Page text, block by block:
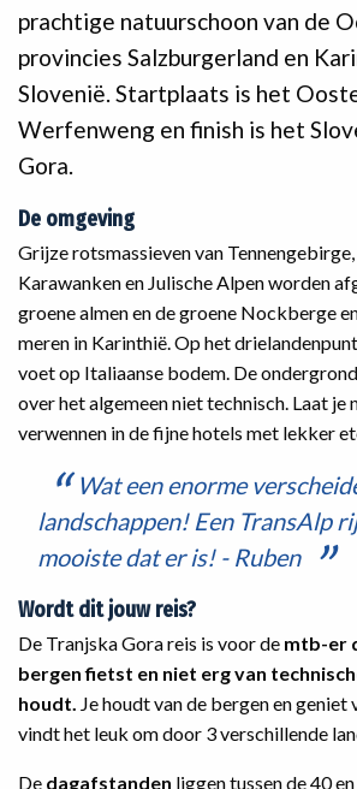
prachtige natuurschoon van de
provincies Salzburgerland en
Slovenië. Startplaats is het
Werfenweng en finish is het
Gora.
De omgeving
Grijze rotsmassieven van Tennengebirge,
Karawanken en Julische Alpen worden
groene almen en de groene Nockberge
meren in Karinthië. Op het
voet op Italiaanse bodem. De
over het algemeen niet technisch. Laat je
verwennen in de fijne hotels met lekker
Wat een enorme
landschappen! Een TransAlp
mooiste dat er is! - Ruben
Wordt dit jouw reis?
De Tranjska Gora reis is voor de mtb-er
bergen fietst en niet erg van
houdt. Je houdt van de bergen en geniet
vindt het leuk om door 3 verschillende
De dagafstanden liggen tussen de 40